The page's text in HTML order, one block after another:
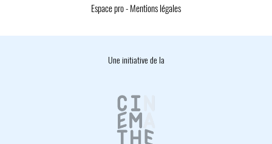
Espace pro- Mentions légales
Une initiative de la